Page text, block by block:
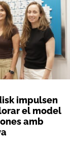
impulsen
el model
amb